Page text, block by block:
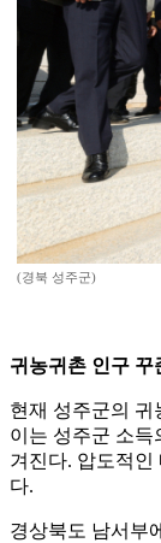
(경북 성주군)
귀농귀촌 인구 꾸
현재 성주군의 귀
이는 성주군 소득
겨진다. 압도적인
다.
경상북도 남서부